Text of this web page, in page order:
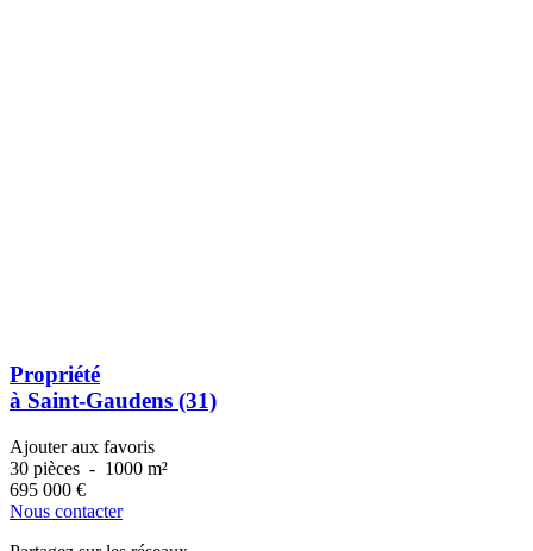
Propriété
à Saint-Gaudens (31)
Ajouter aux favoris
30 pièces - 1000 m²
695 000 €
Nous contacter